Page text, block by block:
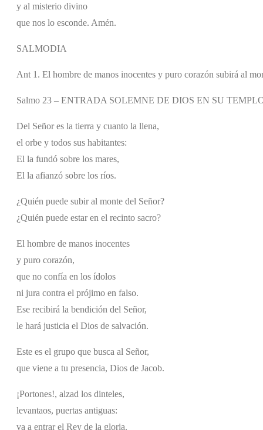
y al misterio divino
que nos lo esconde. Amén.
SALMODIA
Ant 1. El hombre de manos inocentes y puro corazón subirá al
Salmo 23 – ENTRADA SOLEMNE DE DIOS EN SU
Del Señor es la tierra y cuanto la llena,
el orbe y todos sus habitantes:
El la fundó sobre los mares,
El la afianzó sobre los ríos.
¿Quién puede subir al monte del Señor?
¿Quién puede estar en el recinto sacro?
El hombre de manos inocentes
y puro corazón,
que no confía en los ídolos
ni jura contra el prójimo en falso.
Ese recibirá la bendición del Señor,
le hará justicia el Dios de salvación.
Este es el grupo que busca al Señor,
que viene a tu presencia, Dios de Jacob.
¡Portones!, alzad los dinteles,
levantaos, puertas antiguas:
va a entrar el Rey de la gloria.